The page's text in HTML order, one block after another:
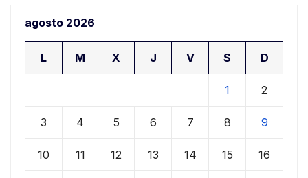
agosto 2026
L M X J V S D
1 2
3 4 5 6 7 8 9
10 11 12 13 14 15 16